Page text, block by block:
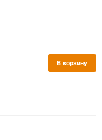
В корзину